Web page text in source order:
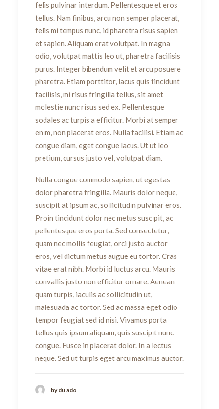
felis pulvinar interdum. Pellentesque et eros
tellus. Nam finibus, arcu non semper placerat,
felis mi tempus nunc, id pharetra risus sapien
et sapien. Aliquam erat volutpat. In magna
odio, volutpat mattis leo ut, pharetra facilisis
purus. Integer bibendum velit et arcu posuere
pharetra. Etiam porttitor, lacus quis tincidunt
facilisis, mi risus fringilla tellus, sit amet
molestie nunc risus sed ex. Pellentesque
sodales ac turpis a efficitur. Morbi at semper
enim, non placerat eros. Nulla facilisi. Etiam ac
congue diam, eget congue lacus. Ut ut leo
pretium, cursus justo vel, volutpat diam.
Nulla congue commodo sapien, ut egestas
dolor pharetra fringilla. Mauris dolor neque,
suscipit at ipsum ac, sollicitudin pulvinar eros.
Proin tincidunt dolor nec metus suscipit, ac
pellentesque eros porta. Sed consectetur,
quam nec mollis feugiat, orci justo auctor
eros, vel dictum metus augue eu tortor. Cras
vitae erat nibh. Morbi id luctus arcu. Mauris
convallis justo non efficitur ornare. Aenean
quam turpis, iaculis ac sollicitudin ut,
malesuada ac tortor. Sed ac massa eget odio
tempor feugiat sed id nisi. Vivamus porta
tellus quis ipsum aliquam, quis suscipit nunc
congue. Fusce in placerat dolor. In a lectus
neque. Sed ut turpis eget arcu maximus auctor.
by dulado